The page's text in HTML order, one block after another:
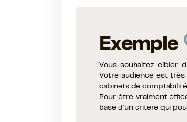
Exemple
Vous souhaitez cibler
Votre audience est
cabinets de
Pour être vraiment
base d’un critère qui